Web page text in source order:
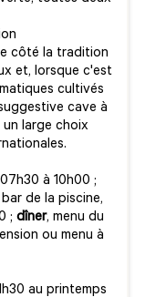
côté la tradition
et, lorsque c'est
cultivés
cave à
large choix
à 10h00 ;
de la piscine,
; dîner, menu du
ou menu à
au printemps